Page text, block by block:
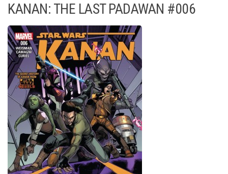
KANAN: THE LAST PADAWAN #006